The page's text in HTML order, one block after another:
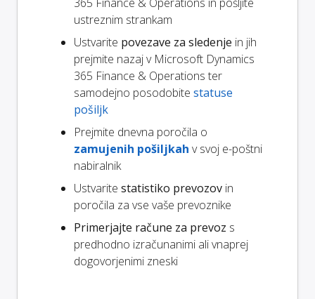
ustreznim strankam
Ustvarite povezave za sledenje in jih
prejmite nazaj v Microsoft Dynamics
365 Finance & Operations ter
samodejno posodobite statuse
pošiljk
Prejmite dnevna poročila o
zamujenih pošiljkah v svoj e-poštni
nabiralnik
Ustvarite statistiko prevozov in
poročila za vse vaše prevoznike
Primerjajte račune za prevoz s
predhodno izračunanimi ali vnaprej
dogovorjenimi zneski